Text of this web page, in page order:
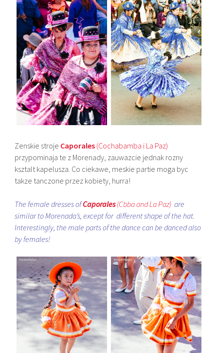
Zenskie stroje Caporales (Cochabamba i La Paz)
przypominaja te z Morenady, zauwazcie jednak rozny
ksztalt kapelusza. Co ciekawe, meskie partie moga byc
takze tanczone przez kobiety, hurra!
The female dresses ofCaporales(Cbba and La Paz) are
similar to Morenada’s, except for different shape of the hat.
Interestingly, the male parts of the dance can be danced also
by females!